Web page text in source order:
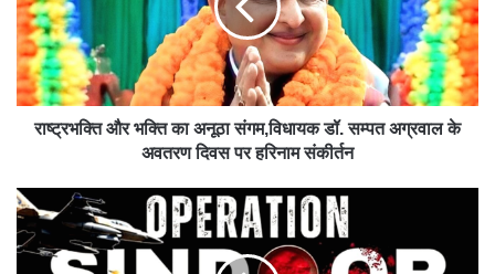
राष्ट्रभक्ति और भक्ति का अनूठा संगम,विधायक डॉ. सम्पत अग्रवाल के
अवतरण दिवस पर हरिनाम संकीर्तन